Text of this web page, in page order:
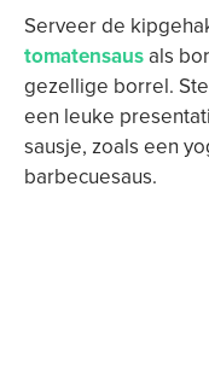
Serveer de
tomatensaus als
gezellige borrel.
een leuke
sausje, zoals een
barbecuesaus.